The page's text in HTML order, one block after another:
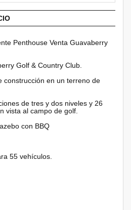
Penthouse Venta Guavaberry
Golf & Country Club.
construcción en un terreno de
de tres y dos niveles y 26
vista al campo de golf.
con BBQ
55 vehículos.